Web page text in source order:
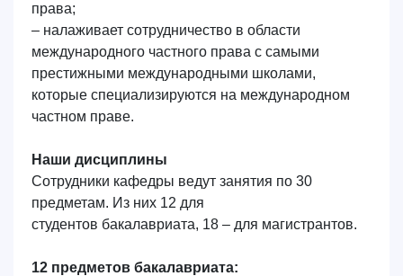
Ваш номер телефона
Почта
права;
– налаживает сотрудничество в области
международного частного права с самыми
престижными международными школами,
которые специализируются на международном
частном праве.
Наши дисциплины
Сотрудники кафедры ведут занятия по 30
предметам. Из них 12 для
студентов бакалавриата, 18 – для магистрантов.
12 предметов бакалавриата: